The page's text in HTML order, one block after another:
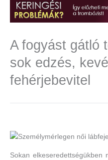
A fogyást gátló
sok edzés,
fehérjebevitel
Sokan